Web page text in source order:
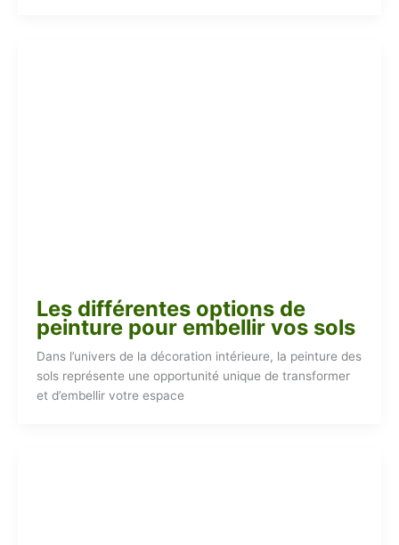
Les différentes options de
peinture pour embellir vos sols
Dans l’univers de la décoration intérieure, la peinture des
sols représente une opportunité unique de transformer
et d’embellir votre espace